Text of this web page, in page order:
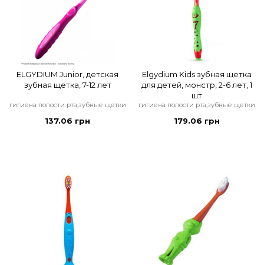
ELGYDIUM Junior, детская
зубная щетка, 7-12 лет
гигиена полости рта,зубные щетки
137.06 грн
Elgydium Kids зубная щетка
для детей, монстр, 2-6 лет, 1
шт
гигиена полости рта,зубные щетки
179.06 грн